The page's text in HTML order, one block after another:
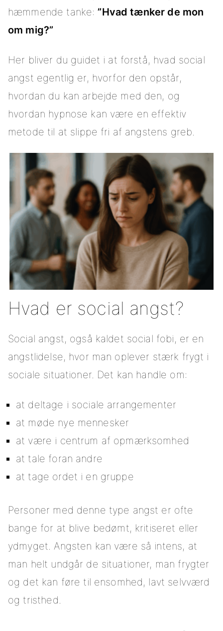
hæmmende tanke:”Hvad tænker de mon
om mig?”
Her bliver du guidet i at forstå, hvad social
angst egentlig er, hvorfor den opstår,
hvordan du kan arbejde med den, og
hvordan hypnose kan være en effektiv
metode til at slippe fri af angstens greb.
Hvad er social angst?
Social angst, også kaldet social fobi, er en
angstlidelse, hvor man oplever stærk frygt i
sociale situationer. Det kan handle om:
at deltage i sociale arrangementer
at møde nye mennesker
at være i centrum af opmærksomhed
at tale foran andre
at tage ordet i en gruppe
Personer med denne type angst er ofte
bange for at blive bedømt, kritiseret eller
ydmyget. Angsten kan være så intens, at
man helt undgår de situationer, man frygter
og det kan føre til ensomhed, lavt selvværd
og tristhed.